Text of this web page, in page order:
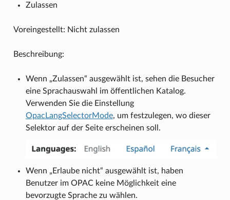
Zulassen
Voreingestellt: Nicht zulassen
Beschreibung:
Wenn „Zulassen“ ausgewählt ist, sehen die Besucher
eine Sprachauswahl im öffentlichen Katalog.
Verwenden Sie die Einstellung
OpacLangSelectorMode, um festzulegen, wo dieser
Selektor auf der Seite erscheinen soll.
Wenn „Erlaube nicht“ ausgewählt ist, haben
Benutzer im OPAC keine Möglichkeit eine
bevorzugte Sprache zu wählen.